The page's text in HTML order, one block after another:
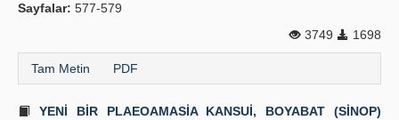
Sayfalar: 577-579
3749
1698
Tam Metin PDF
YENİ BİR PLAEOAMASİA KANSUİ, BOYABAT (SİNOP)